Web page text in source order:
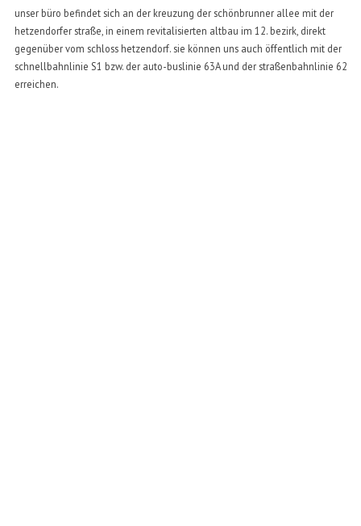
unser büro befindet sich an der kreuzung der schönbrunner allee mit der
hetzendorfer straße, in einem revitalisierten altbau im 12. bezirk, direkt
gegenüber vom schloss hetzendorf. sie können uns auch öffentlich mit der
schnellbahnlinie S1 bzw. der auto-buslinie 63A und der straßenbahnlinie 62
erreichen.